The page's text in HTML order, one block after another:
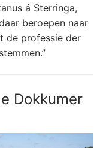
á Sterringa,
beroepen naar
de professie der
Dokkumer